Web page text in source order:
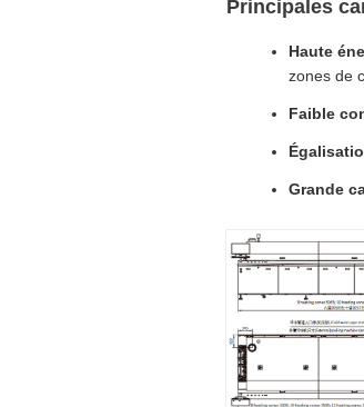
Principales
Haute
zones de
Faible
Grande